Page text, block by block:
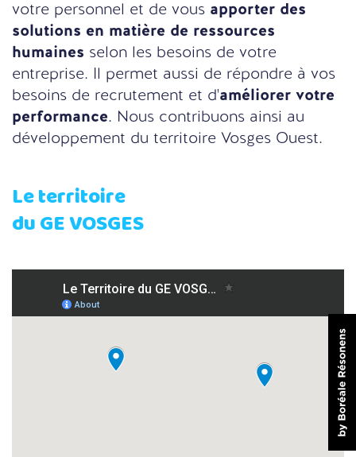
votre personnel et de vous apporter des
solutions en matière de ressources
humaines selon les besoins de votre
entreprise. Il permet aussi de répondre à vos
besoins de recrutement et d'améliorer votre
performance. Nous contribuons ainsi au
développement du territoire Vosges Ouest.
Le territoire
du GE VOSGES